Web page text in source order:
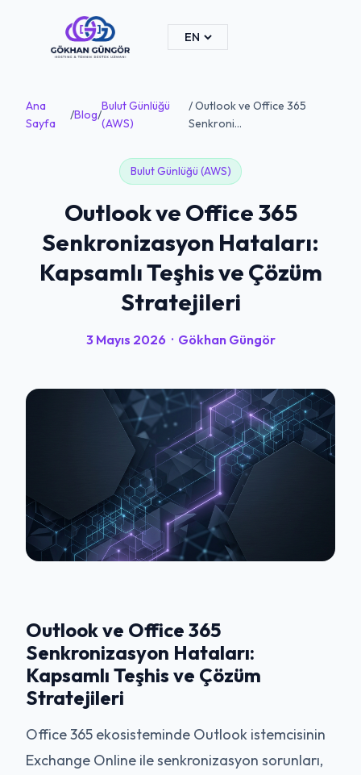
Ana
Sayfa
/Blog/
Bulut Günlüğü
(AWS)
/ Outlook ve Office 365
Senkroni...
Bulut Günlüğü (AWS)
Outlook ve Office 365
Senkronizasyon Hataları:
Kapsamlı Teşhis ve Çözüm
Stratejileri
3 Mayıs 2026 · Gökhan Güngör
Outlook ve Office 365
Senkronizasyon Hataları:
Kapsamlı Teşhis ve Çözüm
Stratejileri
Office 365 ekosisteminde Outlook istemcisinin
Exchange Online ile senkronizasyon sorunları,